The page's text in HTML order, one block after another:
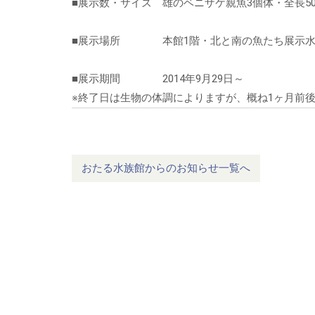
■展示数・サイズ 雄のベニザケ親魚3個体・全長
■展示場所 本館1階・北と南の魚たち展示水
■展示期間 2014年9月29日～
※終了日は生物の体調によりますが、概ね1ヶ月前
おたる水族館からのお知らせ一覧へ